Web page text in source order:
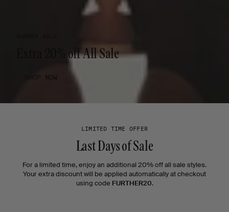
Extra 20% off All Sale
SHOP NOW
LIMITED TIME OFFER
Last Days of Sale
For a limited time, enjoy an additional 20% off all sale styles.
Your extra discount will be applied automatically at checkout
using code FURTHER20.